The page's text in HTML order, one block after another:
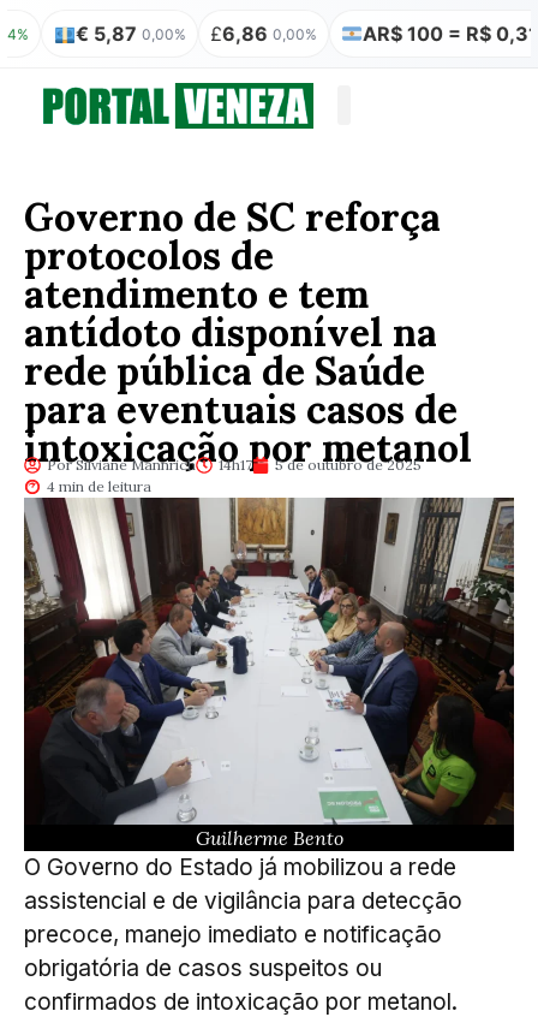
€ 5,87 0,00% £6,86 0,00% AR$ 100 = R$ 0,31 0,00%
Governo de SC reforça
protocolos de
atendimento e tem
antídoto disponível na
rede pública de Saúde
para eventuais casos de
intoxicação por metanol
Por Silviane Mannrich 14h17
5 de outubro de 2025
4 min de leitura
Guilherme Bento
O Governo do Estado já mobilizou a rede
assistencial e de vigilância para detecção
precoce, manejo imediato e notificação
obrigatória de casos suspeitos ou
confirmados de intoxicação por metanol.